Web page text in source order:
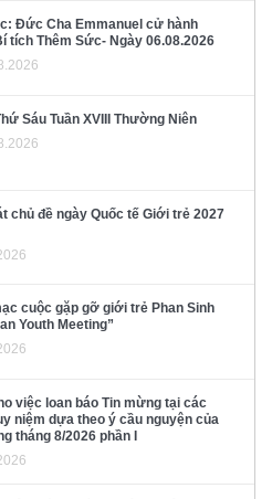
Đức Cha Emmanuel cử hành
tích Thêm Sức- Ngày 06.08.2026
Sáu Tuần XVIII Thường Niên
chủ đề ngày Quốc tế Giới trẻ 2027
cuộc gặp gỡ giới trẻ Phan Sinh
Youth Meeting”
việc loan báo Tin mừng tại các
niệm dựa theo ý cầu nguyện của
tháng 8/2026 phần I